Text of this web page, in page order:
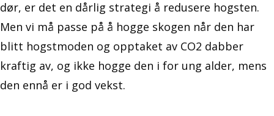
dør, er det en dårlig strategi å redusere hogsten.
Men vi må passe på å hogge skogen når den har
blitt hogstmoden og opptaket av CO2 dabber
kraftig av, og ikke hogge den i for ung alder, mens
den ennå er i god vekst.